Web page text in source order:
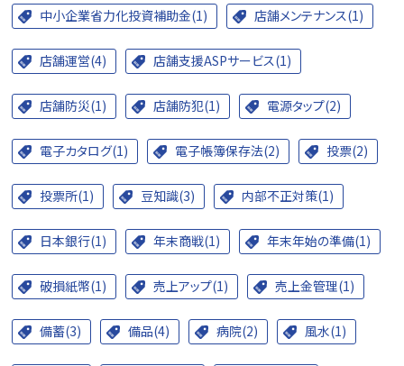
中小企業省力化投資補助金(1) 店舗メンテナンス(1)
店舗運営(4) 店舗支援ASPサービス(1)
店舗防災(1) 店舗防犯(1) 電源タップ(2)
電子カタログ(1) 電子帳簿保存法(2) 投票(2)
投票所(1) 豆知識(3) 内部不正対策(1)
日本銀行(1) 年末商戦(1) 年末年始の準備(1)
破損紙幣(1) 売上アップ(1) 売上金管理(1)
備蓄(3) 備品(4) 病院(2) 風水(1)